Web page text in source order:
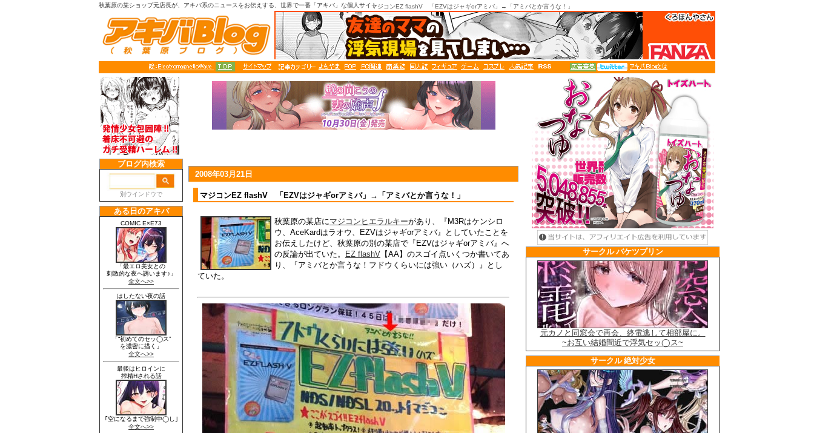
マジコンEZ flashV 「EZVはジャギorアミバ」→「アミバとか言うな！」
秋葉原の某ショップ元店長が、アキバ系のニュースをお伝えする、世界で一番「アキバ」な個人サイト
2008年03月21日
マジコンEZ flashV 「EZVはジャギorアミバ」→「アミバとか言うな！」
秋葉原の某店にマジコンヒエラルキーがあり、『M3Rはケンシロ
ウ、AceKardはラオウ、EZVはジャギorアミバ』としていたことを
お伝えしたけど、秋葉原の別の某店で『EZVはジャギorアミバ』へ
の反論が出ていた。
EZ flashV 【AA】のスゴイ点いくつか書いてあ
り、『アミバとか言うな！フドウくらいには強い（ハズ）』とし
ていた。